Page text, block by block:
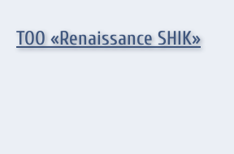
ТОО «Renaissance SHIK»